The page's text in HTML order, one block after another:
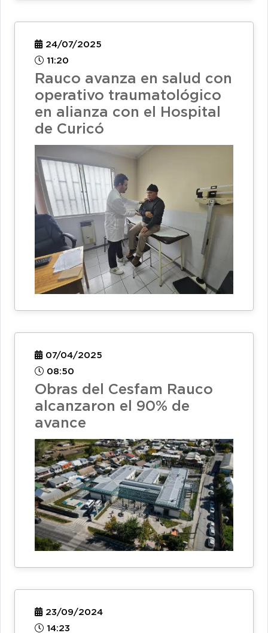
24/07/2025
11:20
Rauco avanza en salud con
operativo traumatológico
en alianza con el Hospital
de Curicó
07/04/2025
08:50
Obras del Cesfam Rauco
alcanzaron el 90% de
avance
23/09/2024
14:23